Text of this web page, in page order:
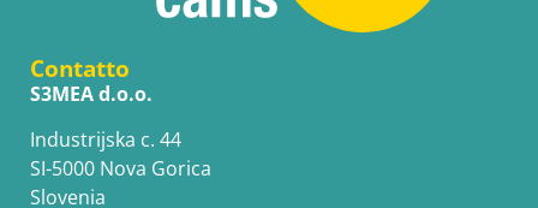
Contatto
S3MEA d.o.o.
Industrijska c. 44
SI-5000 Nova Gorica
Slovenia